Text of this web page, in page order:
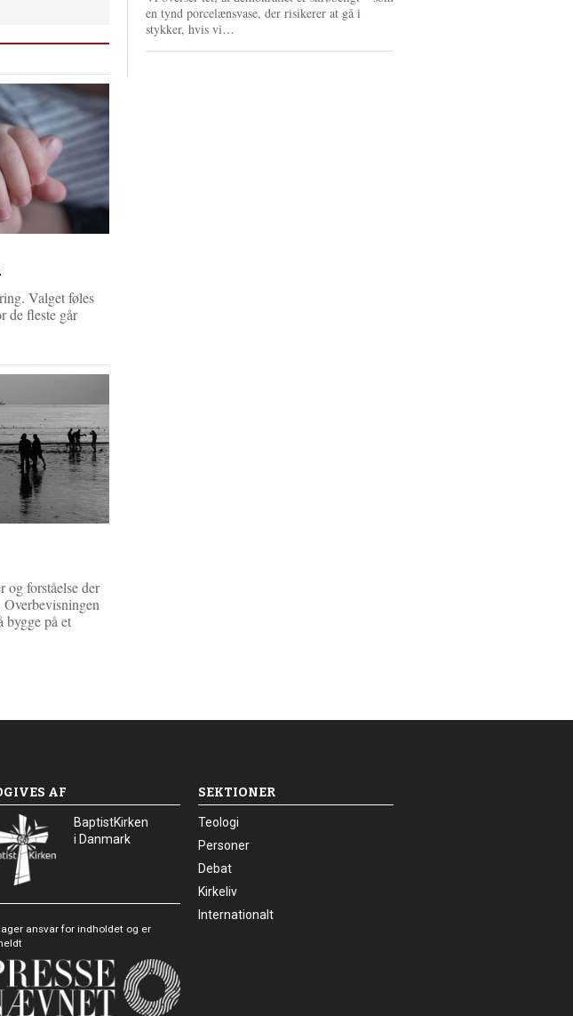
Valget føles
de fleste går
og forståelse der
bygge på et
en tynd porcelænsvase, der risikerer at gå i
stykker, hvis vi…
AF
BaptistKirken
i Danmark
ansvar for indholdet og er
SEKTIONER
24.0:
Teologi
25.0:
Personer
26.0:
Debat
27.0:
Kirkeliv
28.0:
Internationalt